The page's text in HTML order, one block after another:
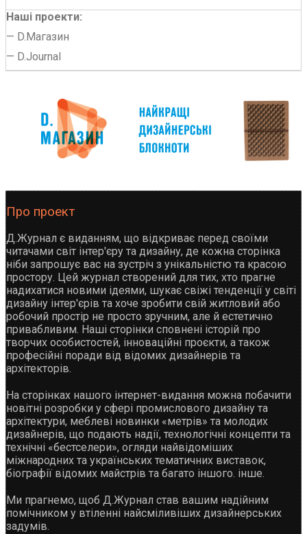
Наші проекти:
— D.Магазин
— D.Journal
Про проект
Д.Журнал є виданням, що відкриває перед своїми
читачами світ інтер'єру та дизайну, де кожна сторінка
ніби запрошує вас на зустріч з унікальністю та красою
простору. Цей журнал створений для тих, хто прагне
надихатися новими ідеями, шукає свіжі тенденції у світі
дизайну інтер'єрів та хоче зробити свій житловий або
робочий простір не просто зручним, але й естетично
привабливим. Наші сторінки сповнені історій про
творчих особистостей, інноваційні проєкти, а також
професійні поради від відомих дизайнерів та
архітекторів.
На сторінках нашого інтернет-видання можна побачити
новітні розробки у сфері промислового дизайну та
архітектури, меблеві новинки «метрів» та молодих
дизайнерів, що подають надії, технологічні концепти та
технічні «бестселери», огляди найвідоміших
міжнародних та українських тематичних виставок,
біографії відомих майстрів та багато іншого. інше.
Ми прагнемо, щоб Д.Журнал став вашим надійним
помічником у втіленні найсміливіших дизайнерських
задумів.